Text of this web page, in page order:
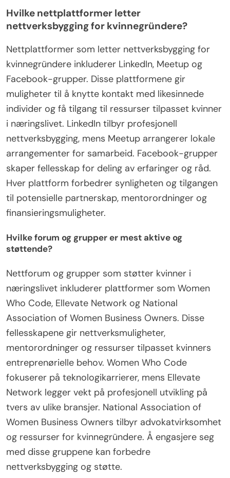
Hvilke nettplattformer letter
nettverksbygging for kvinnegründere?
Nettplattformer som letter nettverksbygging for
kvinnegründere inkluderer LinkedIn, Meetup og
Facebook-grupper. Disse plattformene gir
muligheter til å knytte kontakt med likesinnede
individer og få tilgang til ressurser tilpasset kvinner
i næringslivet. LinkedIn tilbyr profesjonell
nettverksbygging, mens Meetup arrangerer lokale
arrangementer for samarbeid. Facebook-grupper
skaper fellesskap for deling av erfaringer og råd.
Hver plattform forbedrer synligheten og tilgangen
til potensielle partnerskap, mentorordninger og
finansieringsmuligheter.
Hvilke forum og grupper er mest aktive og
støttende?
Nettforum og grupper som støtter kvinner i
næringslivet inkluderer plattformer som Women
Who Code, Ellevate Network og National
Association of Women Business Owners. Disse
fellesskapene gir nettverksmuligheter,
mentorordninger og ressurser tilpasset kvinners
entreprenørielle behov. Women Who Code
fokuserer på teknologikarrierer, mens Ellevate
Network legger vekt på profesjonell utvikling på
tvers av ulike bransjer. National Association of
Women Business Owners tilbyr advokatvirksomhet
og ressurser for kvinnegründere. Å engasjere seg
med disse gruppene kan forbedre
nettverksbygging og støtte.